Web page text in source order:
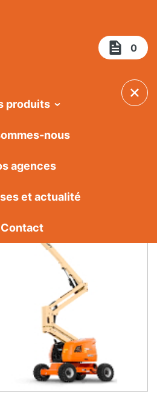
0
produits
nous
agences
et actualité
Contact
10/12m